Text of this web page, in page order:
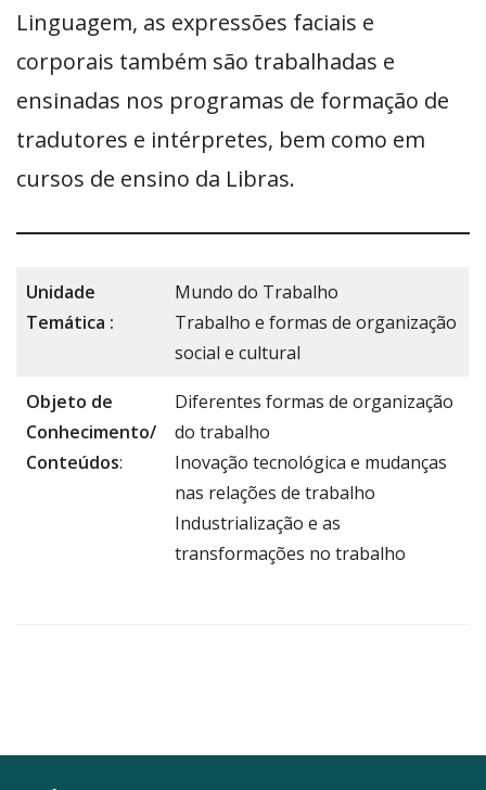
Linguagem, as expressões faciais e
corporais também são trabalhadas e
ensinadas nos programas de formação de
tradutores e intérpretes, bem como em
cursos de ensino da Libras.
Unidade
Temática :
Mundo do Trabalho
Trabalho e formas de organização
social e cultural
Objeto de
Conhecimento/
Conteúdos:
Diferentes formas de organização
do trabalho
Inovação tecnológica e mudanças
nas relações de trabalho
Industrialização e as
transformações no trabalho